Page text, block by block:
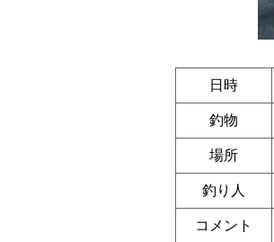
日時
釣物
場所
釣り人
コメント